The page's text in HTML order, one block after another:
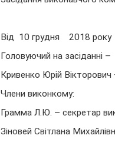
Від 10 грудня 2018 року
Головуючий на засіданні –
Кривенко Юрій
Члени виконкому:
Грамма Л.Ю. – секретар
Зіновей Світлана